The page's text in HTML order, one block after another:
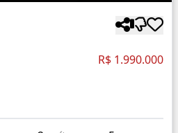
R$ 1.990.000